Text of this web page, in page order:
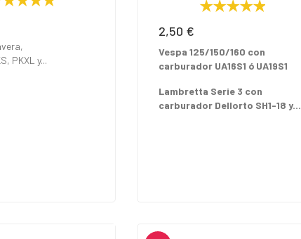
, PKXL y...
Precio
2,50 €
Vespa 125/150/160 con
carburador UA16S1 ó UA19S1
Lambretta Serie 3 con
carburador Dellorto SH1-18 y...